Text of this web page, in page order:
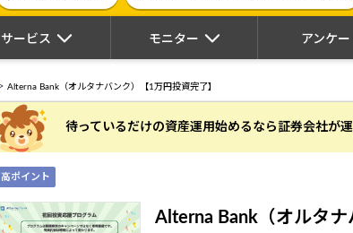
サービス モニター アンケー
Alterna Bank（オルタナバンク）【1万円投資完了】
待っているだけの資産運用始めるなら証券会社が
高ポイント
Alterna Bank（オルタ